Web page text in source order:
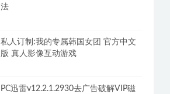
法
私人订制:我的专属韩国女团 官方中文
版 真人影像互动游戏
PC迅雷v12.2.1.2930去广告破解VIP磁